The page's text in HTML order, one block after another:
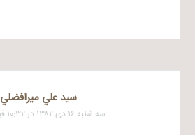
سيد علي ميرافضلي
سه شنبه ۱۶ دی ۱۳۸۲ در ۱۰:۳۲ قبل از ظهر